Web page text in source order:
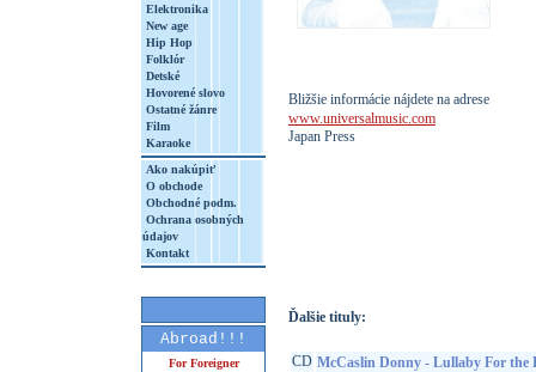
Elektronika
New age
Hip Hop
Folklór
Detské
Hovorené slovo
Ostatné žánre
Film
Karaoke
Ako nakúpiť
O obchode
Obchodné podm.
Ochrana osobných
údajov
Kontakt
Abroad!!!
For Foreigner
Bližšie informácie nájdete na adrese
www.universalmusic.com
Japan Press
Ďalšie tituly:
CD McCaslin Donny - Lullaby For the